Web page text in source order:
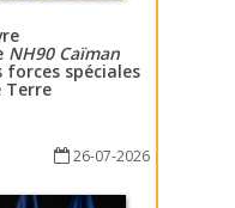
NH90 Caïman
spéciales
Terre
26-07-2026